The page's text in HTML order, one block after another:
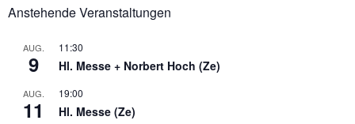
Anstehende Veranstaltungen
AUG.
9
11:30
Hl. Messe + Norbert Hoch (Ze)
AUG.
11
19:00
Hl. Messe (Ze)